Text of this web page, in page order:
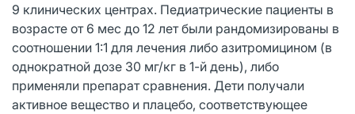
9 клинических центрах. Педиатрические пациенты в
возрасте от 6 мес до 12 лет были рандомизированы в
соотношении 1:1 для лечения либо азитромицином (в
однократной дозе 30 мг/кг в 1-й день), либо
применяли препарат сравнения. Дети получали
активное вещество и плацебо, соответствующее